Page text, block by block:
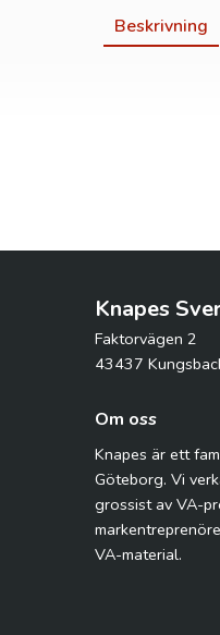
Beskrivning
Knapes
Faktorvägen 2
43437
Om oss
Knapes är ett
Göteborg. Vi
grossist av VA-
VA-material.